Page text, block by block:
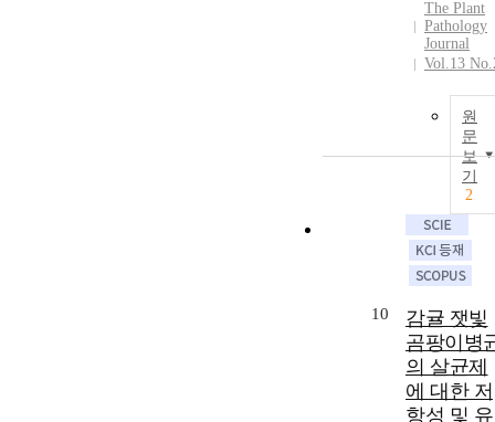
The Plant
Pathology
Journal
Vol.13
원
문
보
기
2
10
감귤 잿빛
곰팡이병
의 살균제
에 대한 저
항성 및 유